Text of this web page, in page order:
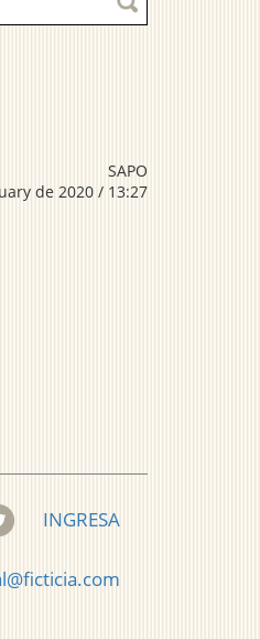
SAPO
de 2020 / 13:27
INGRESA